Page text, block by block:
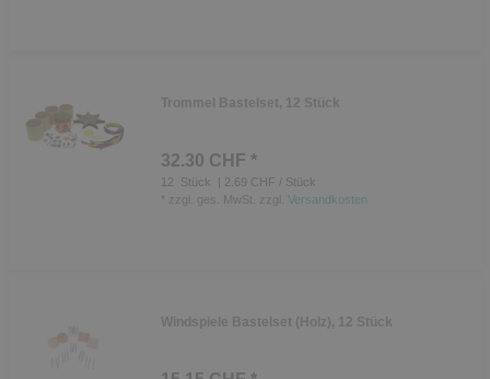
Trommel Bastelset, 12 Stück
32.30 CHF *
12 Stück
| 2.69 CHF / Stück
zzgl. ges. MwSt. zzgl. Versandkosten
Windspiele Bastelset (Holz), 12 Stück